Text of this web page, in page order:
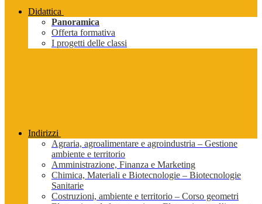
Didattica
Panoramica
Offerta formativa
I progetti delle classi
Indirizzi
Agraria, agroalimentare e agroindustria – Gestione
ambiente e territorio
Amministrazione, Finanza e Marketing
Chimica, Materiali e Biotecnologie – Biotecnologie
Sanitarie
Costruzioni, ambiente e territorio – Corso geometri